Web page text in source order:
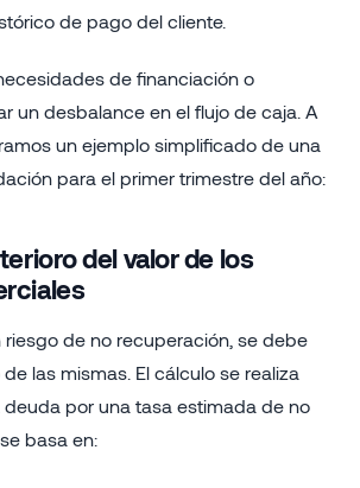
de pago del cliente.
de financiación o
un desbalance en el flujo de caja. A
un ejemplo simplificado de una
para el primer trimestre del año:
del valor de los
riesgo de no recuperación, se debe
las mismas. El cálculo se realiza
por una tasa estimada de no
basa en: